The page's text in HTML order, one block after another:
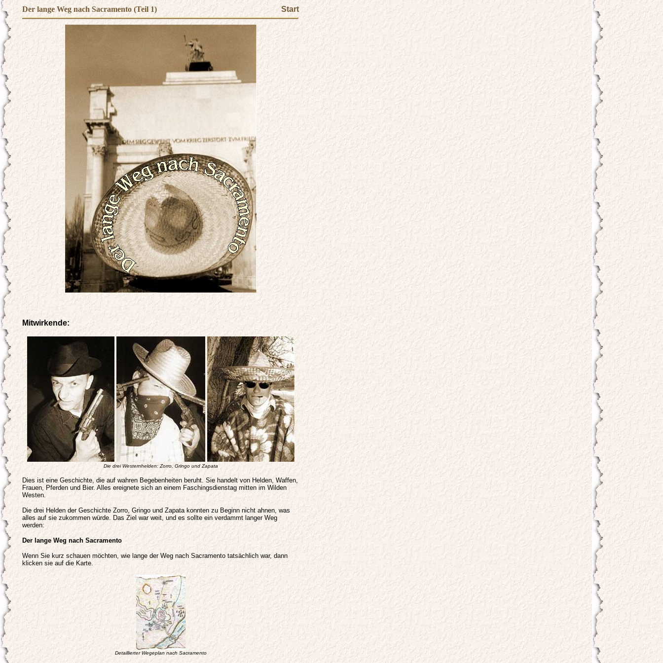
Der lange Weg nach Sacramento (Teil 1) Start
Mitwirkende:
Die drei Westernhelden: Zorro, Gringo und Zapata
Dies ist eine Geschichte, die auf wahren Begebenheiten beruht. Sie handelt von Helden, Waffen,
Frauen, Pferden und Bier. Alles ereignete sich an einem Faschingsdienstag mitten im Wilden
Westen.
Die drei Helden der Geschichte Zorro, Gringo und Zapata konnten zu Beginn nicht ahnen, was
alles auf sie zukommen würde. Das Ziel war weit, und es sollte ein verdammt langer Weg
werden:
Der lange Weg nach Sacramento
Wenn Sie kurz schauen möchten, wie lange der Weg nach Sacramento tatsächlich war, dann
klicken sie auf die Karte.
Detaillierter Wegeplan nach Sacramento